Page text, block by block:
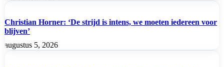
Christian Horner: ‘De strijd is intens, we moeten iedereen voor
blijven’
augustus 5, 2026